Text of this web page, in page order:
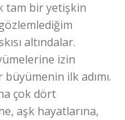
tam bir yetişkin
altındalar.
izin
ilk adımı.
çok dört
aşk hayatlarına,